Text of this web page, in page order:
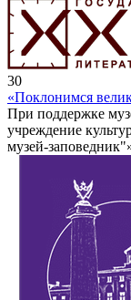
30
«Поклонимся
При поддержке
учреждение
музей-